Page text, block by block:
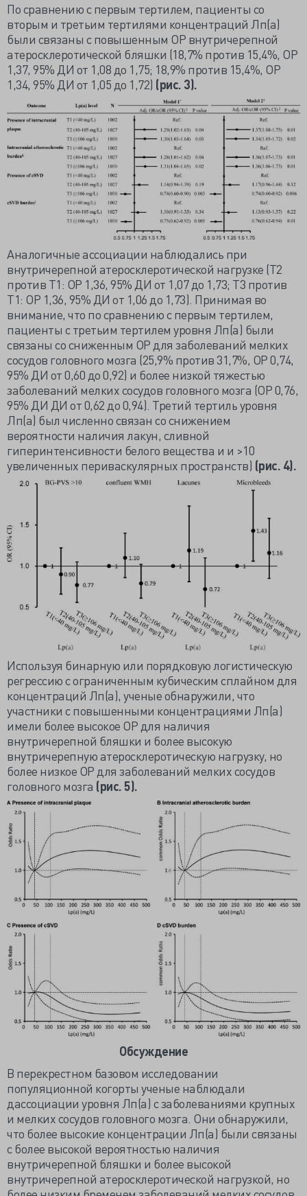
По сравнению с первым тертилем, пациенты со
вторым и третьим тертилями концентраций Лп(а)
были связаны с повышенным ОР внутричерепной
атеросклеротической бляшки (18,7% против 15,4%, ОР
1,37, 95% ДИ от 1,08 до 1,75; 18,9% против 15,4%, ОР
1,34, 95% ДИ от 1,05 до 1,72) (рис. 3).
Аналогичные ассоциации наблюдались при
внутричерепной атеросклеротической нагрузке (T2
против T1: ОР 1,36, 95% ДИ от 1,07 до 1,73; T3 против
T1: ОР 1,36, 95% ДИ от 1,06 до 1,73). Принимая во
внимание, что по сравнению с первым тертилем,
пациенты с третьим тертилем уровня Лп(а) были
связаны со сниженным ОР для заболеваний мелких
сосудов головного мозга (25,9% против 31,7%, ОР 0,74,
95% ДИ от 0,60 до 0,92) и более низкой тяжестью
заболеваний мелких сосудов головного мозга (ОР 0,76,
95% ДИ ДИ от 0,62 до 0,94). Третий тертиль уровня
Лп(a) был численно связан со снижением
вероятности наличия лакун, сливной
гиперинтенсивности белого вещества и и >10
увеличенных периваскулярных пространств) (рис. 4).
Используя бинарную или порядковую логистическую
регрессию с ограниченным кубическим сплайном для
концентраций Лп(а), ученые обнаружили, что
участники с повышенными концентрациями Лп(а)
имели более высокое ОР для наличия
внутричерепной бляшки и более высокую
внутричерепную атеросклеротическую нагрузку, но
более низкое ОР для заболеваний мелких сосудов
головного мозга (рис. 5).
Обсуждение
В перекрестном базовом исследовании
популяционной когорты ученые наблюдали
дассоциации уровня Лп(а) с заболеваниями крупных
и мелких сосудов головного мозга. Они обнаружили,
что более высокие концентрации Лп(а) были связаны
с более высокой вероятностью наличия
внутричерепной бляшки и более высокой
внутричерепной атеросклеротической нагрузкой, но